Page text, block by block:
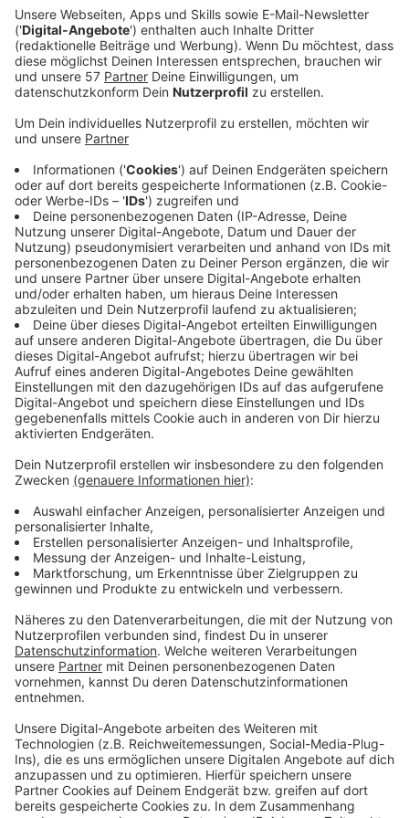
Ein Promi, keine Fragen und fünf
Gegenstände
Anzeige
Wenn ein Popstar, Comedian, Schauspieler oder
Politiker bei uns zu Besuch ist, stellt er sich auch dem
besonderen Video-Interview „Fünf für". Dabei wird
keine einzige Frage gestellt, sondern dem Gast
einfach fünf Dinge in die Hand gedrückt, zu denen er
das erzählt, was ihm als Erstes einfällt. Keine
Standardantworten, keine Promotionaussagen -
sondern ganz persönliche Geschichten - das ist „Fünf
für"!
Anzeige
Wir benötigen Ihre
Zustimmung, um den YouTube
Video-Service zu laden!
Wir verwenden einen Service eines
Drittanbieters, um Videoinhalte
Daten zu Ihren Aktivitäten
sammeln. Bitte lesen Sie die
Details durch und stimmen Sie der
Nutzung des Service zu, um dieses
Mehr Informationen
Akzeptieren
Fünf für Daniel Jung
Anzeige